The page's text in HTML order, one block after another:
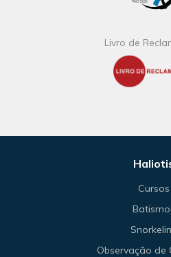
Livro de
Cursos
Observação de